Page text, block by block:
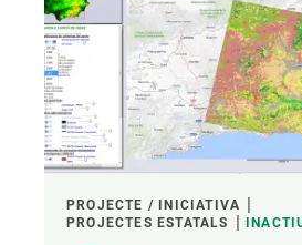
PROJECTE / INICIATIVA
PROJECTES ESTATALS